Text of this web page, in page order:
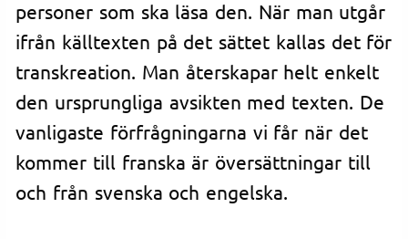
personer som ska läsa den. När man utgår
ifrån källtexten på det sättet kallas det för
transkreation. Man återskapar helt enkelt
den ursprungliga avsikten med texten. De
vanligaste förfrågningarna vi får när det
kommer till franska är översättningar till
och från svenska och engelska.